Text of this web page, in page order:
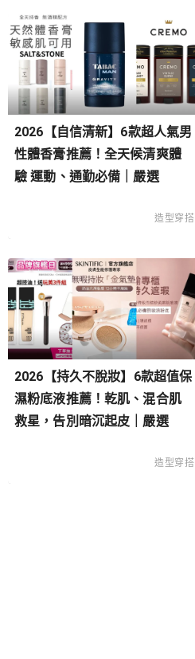
2026【自信清新】6款超人氣男
性體香膏推薦！全天候清爽體
驗 運動、通勤必備｜嚴選
造型穿搭
2026【持久不脫妝】6款超值保
濕粉底液推薦！乾肌、混合肌
救星，告別暗沉起皮｜嚴選
造型穿搭